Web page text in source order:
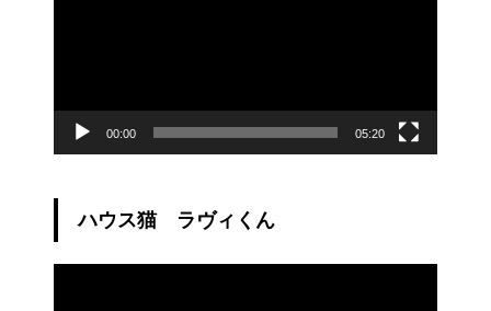
00:00 05:20
ハウス猫 ラヴィくん